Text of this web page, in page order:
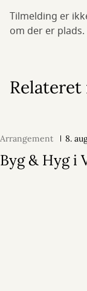
Tilmelding er
om der er plads.
Arrangement 8.
Byg & Hyg i